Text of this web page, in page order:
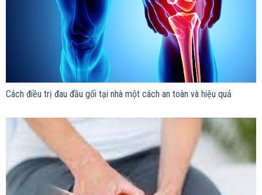
Cách điều trị đau đầu gối tại nhà một cách an toàn và hiệu quả